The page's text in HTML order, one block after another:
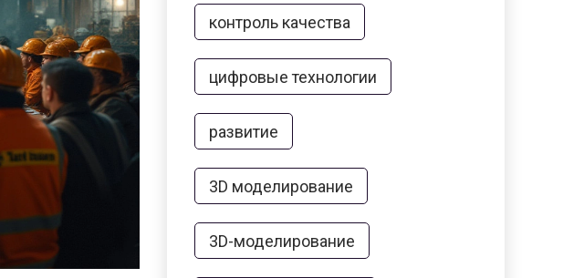
контроль качества
цифровые технологии
развитие
3D моделирование
3D-моделирование